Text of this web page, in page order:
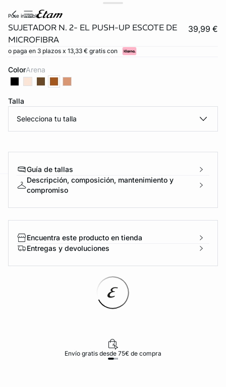
pure invisible
SUJETADOR N. 2- EL PUSH-UP ESCOTE DE
MICROFIBRA
39,99 €
o paga en 3 plazos x 13,33 € gratis con
Color arena
Talla
Selecciona tu talla
Guía de tallas
Descripción, composición, mantenimiento y
compromiso
Encuentra este producto en tienda
Entregas y devoluciones
Envío gratis desde 75€ de compra